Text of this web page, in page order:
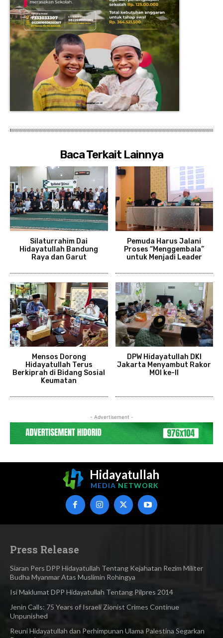
Baca Terkait Lainnya
Silaturrahim Dai
Hidayatullah Bandung
Raya dan Garut
Pemuda Harus Jalani
Proses “Menggembala”
untuk Menjadi Leader
Mensos Dorong
Hidayatullah Terus
Berkiprah di Bidang Sosial
Keumatan
DPW Hidayatullah DKI
Jakarta Menyambut Rakor
MOI ke-II
- Advertisement -
Hidayatullah
MEDIA NETWORK
Press Release
Siaran Pers DPP Hidayatullah Tentang Kejahatan Rezim Militer
Budha Myanmar Atas Muslimin Rohingya​
Isi Maklumat DPP Hidayatullah Tentang Pilpres 2014
Jenin Calls: 75 Years of Israeli Zionist Crimes Continue
Unpunished
Reuni Hidayatullah dan Perhimpunan Ulama Palestina Segarkan